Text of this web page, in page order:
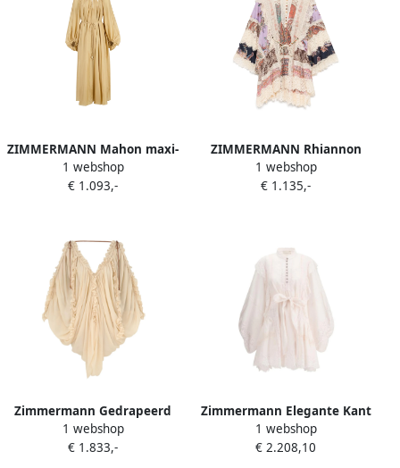
ZIMMERMANN Mahon maxi-
jurk Beige
1 webshop
€ 1.093,-
ZIMMERMANN Rhiannon
Billow jurk Beige
1 webshop
€ 1.135,-
Zimmermann Gedrapeerd
Beige Blouse met V-hals
Beige Dames
1 webshop
€ 1.833,-
Zimmermann Elegante Kant
Mini Jurk Schelp Roze Beige
Dames
1 webshop
€ 2.208,10